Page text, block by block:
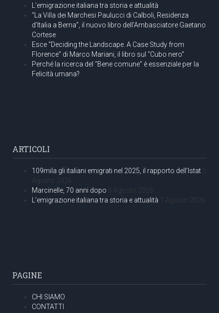
L’emigrazione italiana tra storia e attualità
“La Villa dei Marchesi Paulucci di Calboli, Residenza
d’Italia a Berna”, il nuovo libro dell’Ambasciatore Gaetano
Cortese
Esce “Deciding the Landscape. A Case Study from
Florence” di Marco Mariani, il libro sul “Cubo nero”
Perché la ricerca del “Bene comune” è essenziale per la
Felicità umana?
ARTICOLI
109mila gli italiani emigrati nel 2025, il rapporto dell’Istat 5
Agosto 2026
Marcinelle, 70 anni dopo 5 Agosto 2026
L’emigrazione italiana tra storia e attualità 1 Agosto 2026
PAGINE
CHI SIAMO
CONTATTI